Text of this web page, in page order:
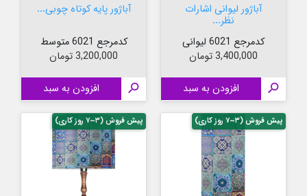
آباژور لیوانی اشارات
نظر...
کدمرجع 6021 لیوانی
قیمت
3,400,000 تومان
 افزودن به سبد
آباژور پایه کوتاه چوبی...
کدمرجع 6021 متوسط
قیمت
3,200,000 تومان
 افزودن به سبد
پیش فروش (۳~۷ روز کاری) پیش فروش (۳~۷ روز کاری)